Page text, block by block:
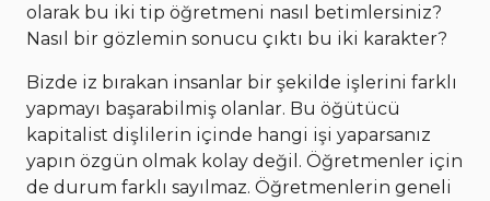
olarak bu iki tip öğretmeni nasıl betimlersiniz?
Nasıl bir gözlemin sonucu çıktı bu iki karakter?
Bizde iz bırakan insanlar bir şekilde işlerini farklı
yapmayı başarabilmiş olanlar. Bu öğütücü
kapitalist dişlilerin içinde hangi işi yaparsanız
yapın özgün olmak kolay değil. Öğretmenler için
de durum farklı sayılmaz. Öğretmenlerin geneli